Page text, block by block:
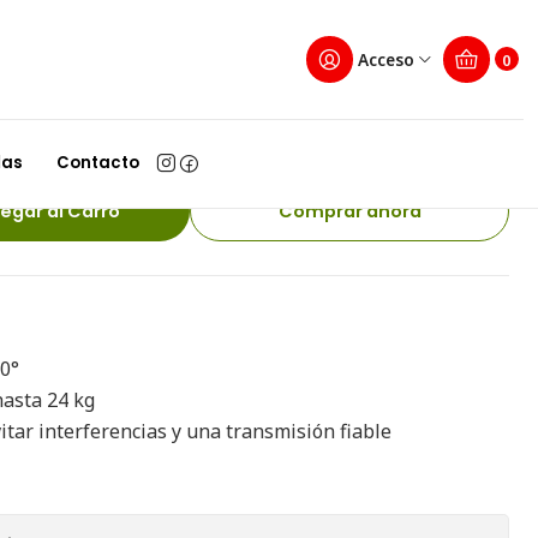
Acceso 0
Contacto
Hikvision
al Carro Comprar ahora
24 kg
interferencias y una transmisión fiable